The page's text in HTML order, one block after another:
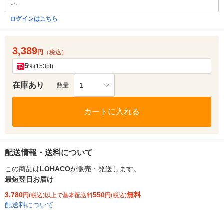
い。
ログインはこちら
3,389円 （税込）
5%(153pt)
在庫あり 数量 1
カートに入れる
配送情報・送料について
この商品はLOHACOが販売・発送します。
最短翌日お届け
3,780円(税込)以上で基本配送料550円(税込)無料
配送料について